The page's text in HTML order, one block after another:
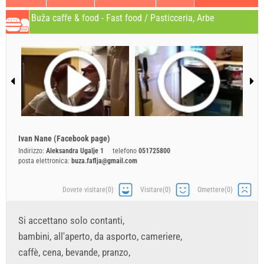
Buža caffe & food - Fast food / Pasticceria, Arbe
Ivan Nane (Facebook page)
Indirizzo: Aleksandra Ugalje 1 telefono 051725800
posta elettronica: buza.faflja@gmail.com
Dovete visitare(0) Visitare(0) Omettere(0)
Si accettano solo contanti,
bambini, all'aperto, da asporto, cameriere,
caffè, cena, bevande, pranzo,